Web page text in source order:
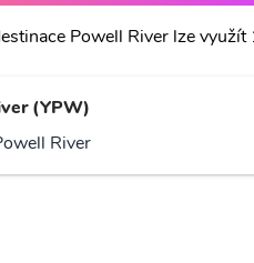
Powell River lze využít
(YPW)
River